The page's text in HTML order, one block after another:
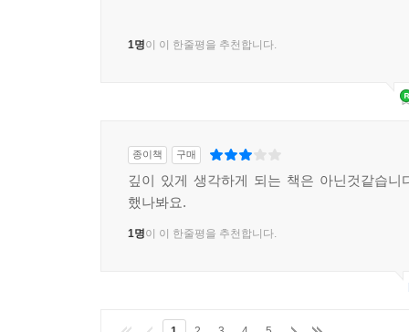
그렇게 자연스럽고 멋진
함께하고 싶고
오랫동안 곁에 있고 싶은 사람이 되세요.
--- p.147-148, 「법칙을 만들지 마세요」 중에서
1명이 이 한줄평을 추천합니다.
종이책 구매
깊이 있게 생각하게 되는 책은 아닌것같습니
했나봐요.
1명이 이 한줄평을 추천합니다.